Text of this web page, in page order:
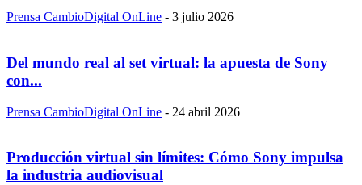
Prensa CambioDigital OnLine - 3 julio 2026
Del mundo real al set virtual: la apuesta de Sony
con...
Prensa CambioDigital OnLine - 24 abril 2026
Producción virtual sin límites: Cómo Sony impulsa
la industria audiovisual